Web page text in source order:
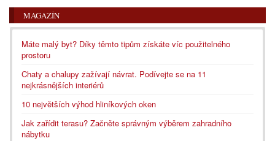
MAGAZÍN
Máte malý byt? Díky těmto tipům získáte víc použitelného
prostoru
Chaty a chalupy zažívají návrat. Podívejte se na 11
nejkrásnějších interiérů
10 největších výhod hliníkových oken
Jak zařídit terasu? Začněte správným výběrem zahradního
nábytku